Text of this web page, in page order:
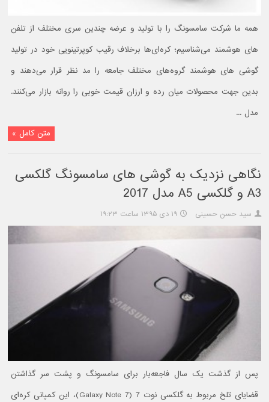
همه ما شرکت سامسونگ را با تولید و عرضه چندین سری مختلف از تلفن
های هوشمند می‌شناسیم؛ کره‌ای‌ها برخلاف رقیب کوپرتینویی خود در تولید
گوشی های هوشمند گروه‌های مختلف جامعه را مد نظر قرار می‌دهند و
بدین جهت محصولات میان رده و ارزان قیمت خوبی را روانه بازار می‌کنند.
مدل ...
متن کامل »
نگاهی نزدیک به گوشی های سامسونگ گلکسی
A3 و گلکسی A5 مدل 2017
سید حسن حسینی ۱۹ دی ۱۳۹۵ ساعت ۱۹:۲۳
پس از گذشت یک سال فاجعه‌بار برای سامسونگ و پشت سر گذاشتن
قضایای تلخ مربوط به گلکسی نوت 7 (Galaxy Note 7)، این کمپانی کره‌ای